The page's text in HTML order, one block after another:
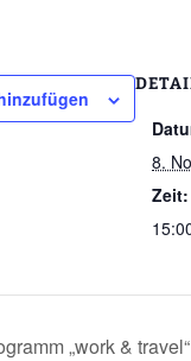
8.
Zeit:
„work &